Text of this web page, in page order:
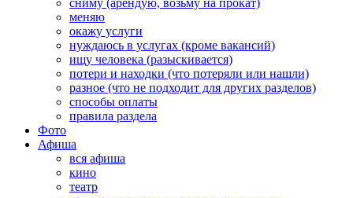
сниму (арендую, возьму на прокат)
меняю
окажу услуги
нуждаюсь в услугах (кроме вакансий)
ищу человека (разыскивается)
потери и находки (что потеряли или нашли)
разное (что не подходит для других разделов)
способы оплаты
правила раздела
Фото
Афиша
вся афиша
кино
театр